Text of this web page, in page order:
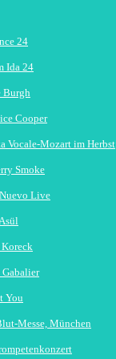
24
Ida 24
Burgh
Cooper
Vocale-Mozart im Herbst
Smoke
Live
Gabalier
You
Messe, München